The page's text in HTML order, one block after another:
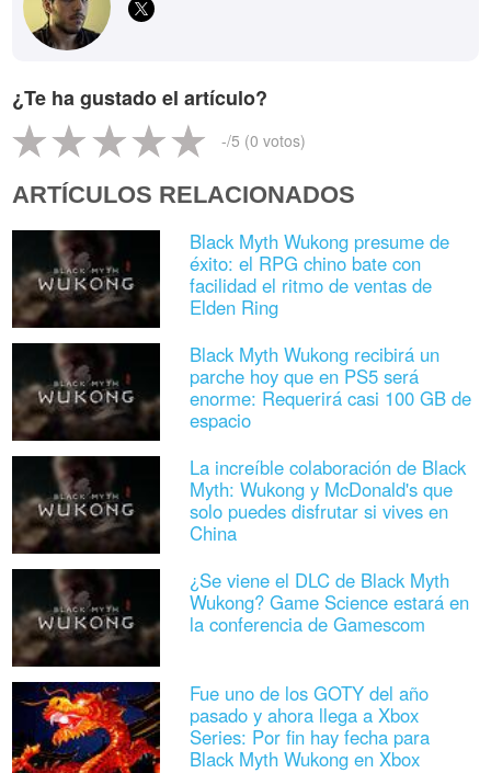
¿Te ha gustado el artículo?
-/5 (0 votos)
ARTÍCULOS RELACIONADOS
Black Myth Wukong presume de
éxito: el RPG chino bate con
facilidad el ritmo de ventas de
Elden Ring
Black Myth Wukong recibirá un
parche hoy que en PS5 será
enorme: Requerirá casi 100 GB de
espacio
La increíble colaboración de Black
Myth: Wukong y McDonald's que
solo puedes disfrutar si vives en
China
¿Se viene el DLC de Black Myth
Wukong? Game Science estará en
la conferencia de Gamescom
Fue uno de los GOTY del año
pasado y ahora llega a Xbox
Series: Por fin hay fecha para
Black Myth Wukong en Xbox